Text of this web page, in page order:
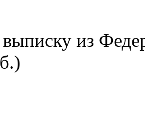
выписку из